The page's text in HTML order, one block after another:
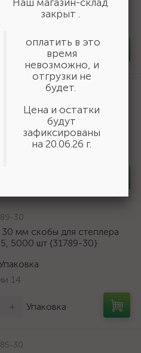
12
скобы для степлера тонкие
80, 5000 шт {31880-12}
30
30 мм скобы для степлера
5000 шт {31789-30}
14
+ Упаковка
30
Наш магазин-склад
закрыт .
оплатить в это
время
невозможно, и
отгрузки не
будет.
Цена и остатки
будут
зафиксированы
на 20.06.26 г.